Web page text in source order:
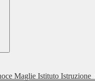
Istituto Istruzione